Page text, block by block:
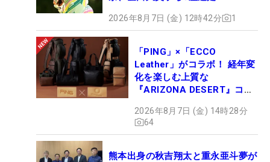
2026年8月7日 (金) 12時42分 1
「PING」×「ECCO
Leather」がコラボ！ 経年変
化を楽しむ上質な
『ARIZONA DESERT』コレ
ュー
2026年8月7日 (金) 14時28分
64
熊本出身の秋吉翔太と重永亜斗夢が